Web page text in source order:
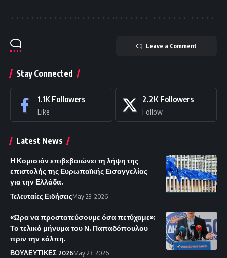
Leave a Comment
Stay Connected
1.1K Followers
Like
2.2K Followers
Follow
Latest News
Η Κομισιόν επιβεβαιώνει τη λήψη της
επιστολής της Ευρωπαϊκής Εισαγγελίας
για την Ελλάδα.
Τελευταίες ΕιδήσειςMay 23, 2026
«Ώρα να προστατεύσουμε όσα πετύχαμε»:
Το τελικό μήνυμα του Ν. Παπαδόπουλου
πριν την κάλπη.
ΒΟΥΛΕΥΤΙΚΕΣ 2026May 23, 2026